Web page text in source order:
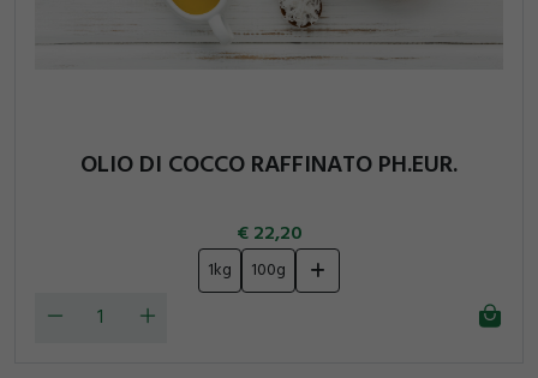
OLIO DI COCCO RAFFINATO PH.EUR.
22,20
1kg 100g